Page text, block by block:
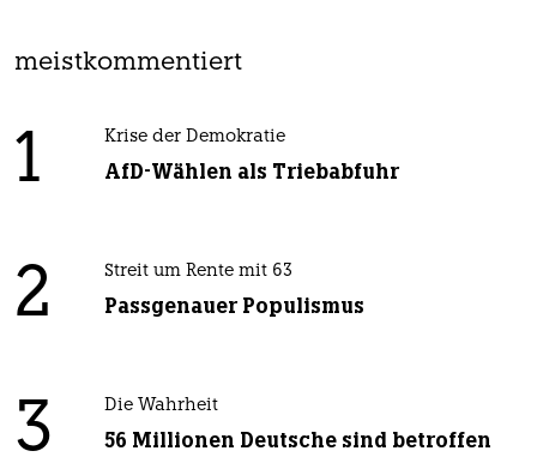
meistkommentiert
1 Krise der Demokratie
AfD-Wählen als Triebabfuhr
2 Streit um Rente mit 63
Passgenauer Populismus
3 Die Wahrheit
56 Millionen Deutsche sind betroffen